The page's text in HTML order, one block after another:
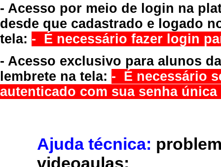
- Acesso por meio de login na
desde que cadastrado e logado
tela: - É necessário fazer login
- Acesso exclusivo para alunos
lembrete na tela: - É necessário
autenticado com sua senha
Ajuda técnica:
videoaulas: